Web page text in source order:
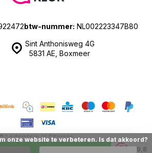
9,8
Sint Anthonisweg 4G
5831 AE, Boxmeer
btw-nummer: NL002223347B80
Lederstore.nl Sitemap
BTW | Merchant location: The Netherlands
onze website te verbeteren. Is dat akkoord?